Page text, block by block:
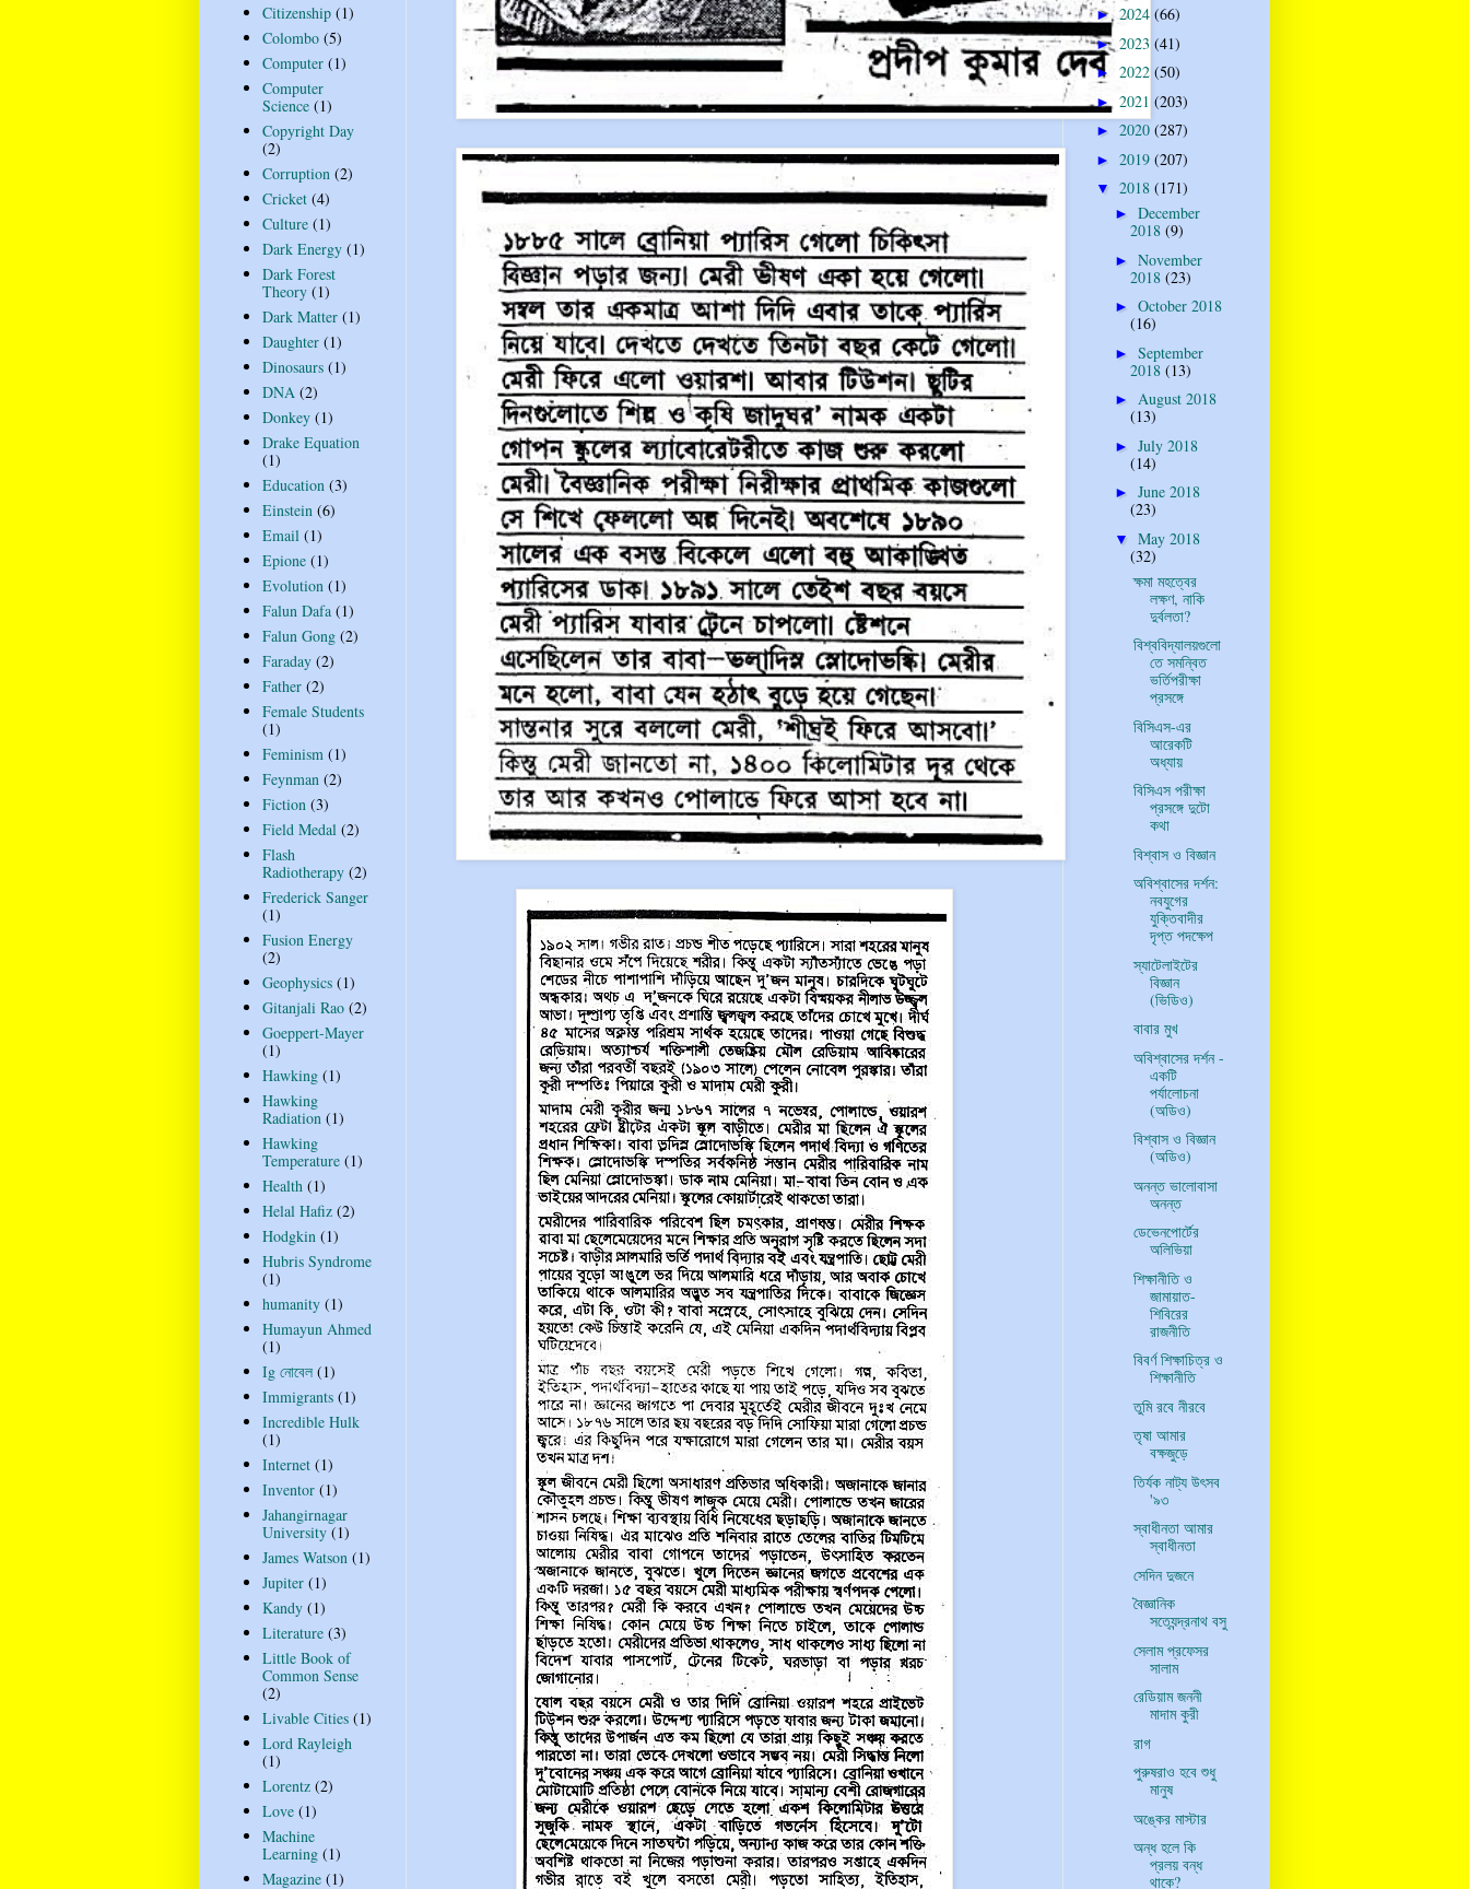
Citizenship (1)
Colombo (5)
Computer (1)
Computer
Science (1)
Copyright Day
(2)
Corruption (2)
Cricket (4)
Culture (1)
Dark Energy (1)
Dark Forest
Theory (1)
Dark Matter (1)
Daughter (1)
Dinosaurs (1)
DNA (2)
Donkey (1)
Drake Equation
(1)
Education (3)
Einstein (6)
Email (1)
Epione (1)
Evolution (1)
Falun Dafa (1)
Falun Gong (2)
Faraday (2)
Father (2)
Female Students
(1)
Feminism (1)
Feynman (2)
Fiction (3)
Field Medal (2)
Flash
Radiotherapy (2)
Frederick Sanger
(1)
Fusion Energy
(2)
Geophysics (1)
Gitanjali Rao (2)
Goeppert-Mayer
(1)
Hawking (1)
Hawking
Radiation (1)
Hawking
Temperature (1)
Health (1)
Helal Hafiz (2)
Hodgkin (1)
Hubris Syndrome
(1)
humanity (1)
Humayun Ahmed
(1)
Ig নোবেল (1)
Immigrants (1)
Incredible Hulk
(1)
Internet (1)
Inventor (1)
Jahangirnagar
University (1)
James Watson (1)
Jupiter (1)
Kandy (1)
Literature (3)
Little Book of
Common Sense
(2)
Livable Cities (1)
Lord Rayleigh
(1)
Lorentz (2)
Love (1)
Machine
Learning (1)
Magazine (1)
► 2024 (66)
► 2023 (41)
► 2022 (50)
► 2021 (203)
► 2020 (287)
► 2019 (207)
▼ 2018 (171)
► December
2018 (9)
► November
2018 (23)
► October 2018
(16)
► September
2018 (13)
► August 2018
(13)
► July 2018
(14)
► June 2018
(23)
▼ May 2018
(32)
ক্ষমা মহত্বের
লক্ষণ, নাকি
দুর্বলতা?
বিশ্ববিদ্যালয়গুলো
তে সমন্বিত
ভর্তিপরীক্ষা
প্রসঙ্গে
বিসিএস-এর
আরেকটি
অধ্যায়
বিসিএস পরীক্ষা
প্রসঙ্গে দুটো
কথা
বিশ্বাস ও বিজ্ঞান
অবিশ্বাসের দর্শন:
নবযুগের
যুক্তিবাদীর
দৃপ্ত পদক্ষেপ
স্যাটেলাইটের
বিজ্ঞান
(ভিডিও)
বাবার মুখ
অবিশ্বাসের দর্শন -
একটি
পর্যালোচনা
(অডিও)
বিশ্বাস ও বিজ্ঞান
(অডিও)
অনন্ত ভালোবাসা
অনন্ত
ডেভেনপোর্টের
অলিভিয়া
শিক্ষানীতি ও
জামায়াত-
শিবিরের
রাজনীতি
বিবর্ণ শিক্ষাচিত্র ও
শিক্ষানীতি
তুমি রবে নীরবে
তৃষা আমার
বক্ষজুড়ে
তির্যক নাট্য উৎসব
'৯৩
স্বাধীনতা আমার
স্বাধীনতা
সেদিন দুজনে
বৈজ্ঞানিক
সত্যেন্দ্রনাথ বসু
সেলাম প্রফেসর
সালাম
রেডিয়াম জননী
মাদাম কুরী
রাগ
পুরুষরাও হবে শুধু
মানুষ
অঙ্কের মাস্টার
অন্ধ হলে কি
প্রলয় বন্ধ
থাকে?